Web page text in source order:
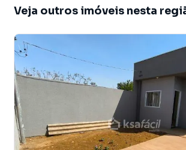
casas residenciais e comerciais,
e barracões para venda ou locação, além
empreendimentos em construção ou
planta em Residencial Figueiras do
regiões de Campo Grande. Aqui você
ofertas para encontrar o imóvel que
seu estilo de vida.
Negocie seu imóvel de forma
segurança e tranquilidade. Na KSA FACIL
consegue comprar ou alugar um imóvel
Veja outros imóveis nesta